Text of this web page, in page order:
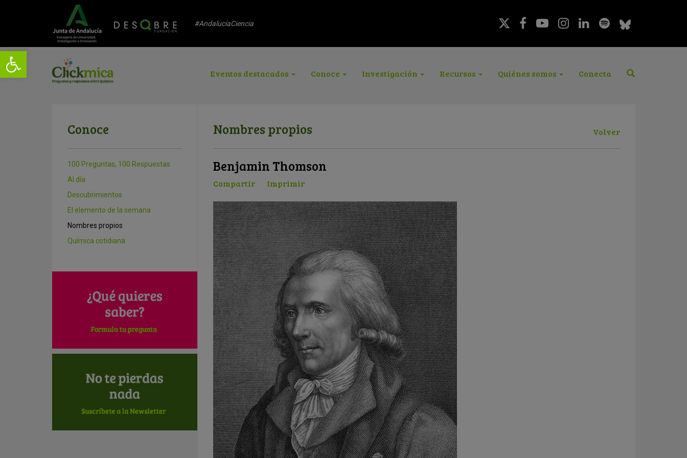
#AndalucíaCiencia
Eventos destacados Conoce Investigación Recursos Quiénes somos Conecta
Conoce
100 Preguntas, 100 Respuestas
Al día
Descubrimientos
El elemento de la semana
Nombres propios
Química cotidiana
Nombres propios Volver
Benjamin Thomson
Compartir Imprimir